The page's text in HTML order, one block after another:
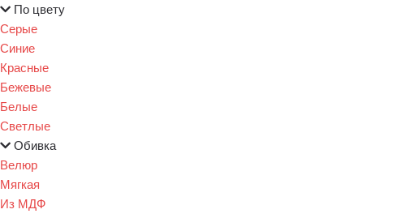
По цвету
Серые
Синие
Красные
Бежевые
Белые
Светлые
Обивка
Велюр
Мягкая
Из МДФ